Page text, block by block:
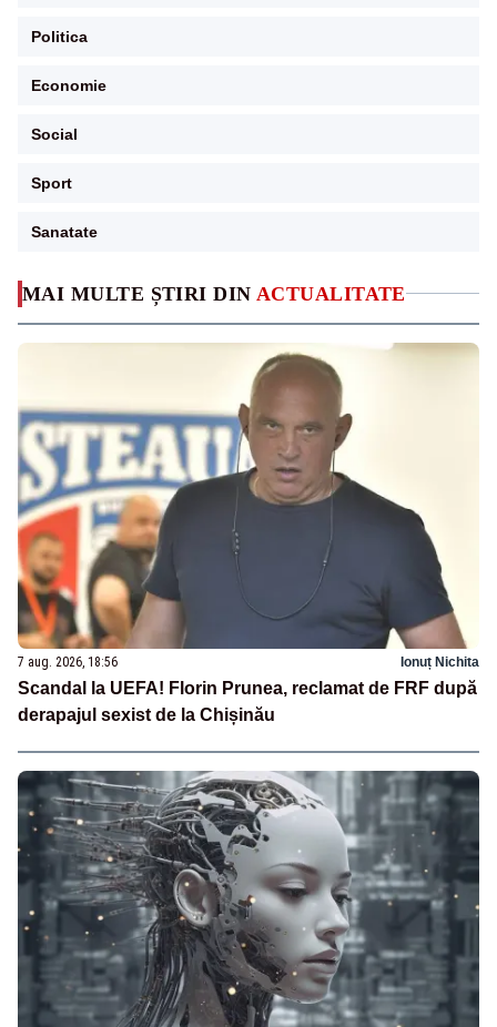
MAI MULTE ȘTIRI DIN ACTUALITATE
7 aug. 2026, 18:56 Ionuț Nichita
Scandal la UEFA! Florin Prunea, reclamat de FRF după
derapajul sexist de la Chișinău
Politica
Economie
Social
Sport
Sanatate